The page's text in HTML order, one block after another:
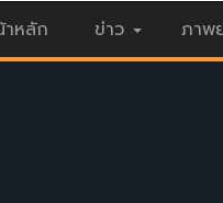
าหลัก ข่าว ภาพ